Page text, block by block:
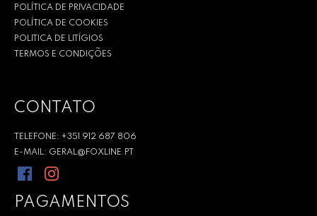
POLÍTICA DE PRIVACIDADE
POLÍTICA DE COOKIES
POLITICA DE LITÍGIOS
TERMOS E CONDIÇÕES
CONTATO
TELEFONE: +351 912 687 806
E-MAIL: GERAL@FOXLINE.PT
PAGAMENTOS